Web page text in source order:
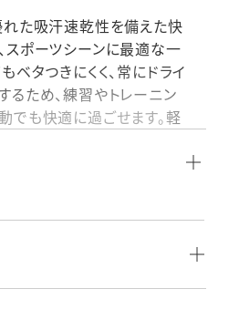
れた吸汗速乾性を備えた快
スポーツシーンに最適な一
ベタつきにくく、常にドライ
るため、練習やトレーニン
でも快適に過ごせます。軽
をサポート。Vネックデザイ
用でも使いやすい万能性